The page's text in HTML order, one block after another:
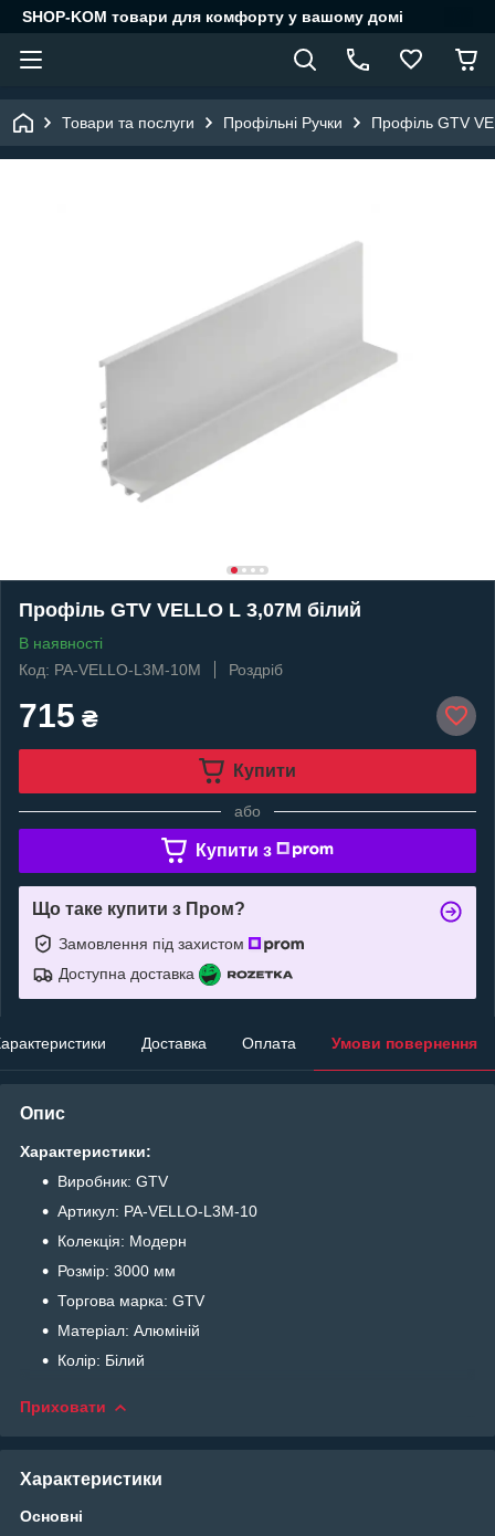
SHOP-KOM товари для комфорту у вашому домі
Товари та послуги Профільні Ручки Профіль GTV
Профіль GTV VELLO L 3,07М білий
В наявності
Код: PA-VELLO-L3M-10M
Роздріб
715 ₴
Купити
або
Купити з
Що таке купити з Пром?
Замовлення під захистом
Доступна доставка
Доставка Оплата Умови повернення
Опис
Характеристики:
Виробник: GTV
Артикул: PA-VELLO-L3M-10
Колекція: Модерн
Розмір: 3000 мм
Торгова марка: GTV
Матеріал: Алюміній
Колір: Білий
Приховати
Характеристики
Основні